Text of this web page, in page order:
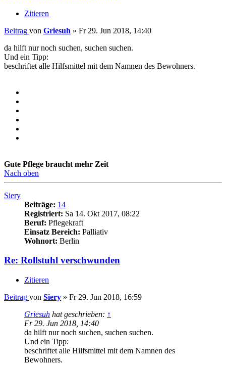
Zitieren
Beitrag von Griesuh » Fr 29. Jun 2018, 14:40
da hilft nur noch suchen, suchen suchen.
Und ein Tipp:
beschriftet alle Hilfsmittel mit dem Namnen des Bewohners.
Gute Pflege braucht mehr Zeit
Nach oben
Siery
Beiträge: 14
Registriert: Sa 14. Okt 2017, 08:22
Beruf: Pflegekraft
Einsatz Bereich: Palliativ
Wohnort: Berlin
Re: Rollstuhl verschwunden
Zitieren
Beitrag von Siery » Fr 29. Jun 2018, 16:59
Griesuh hat geschrieben: ↑
Fr 29. Jun 2018, 14:40
da hilft nur noch suchen, suchen suchen.
Und ein Tipp:
beschriftet alle Hilfsmittel mit dem Namnen des
Bewohners.